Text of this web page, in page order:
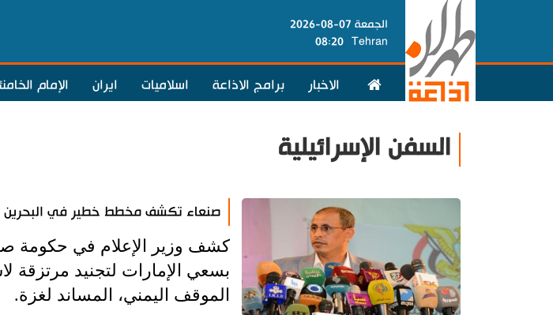
الجمعة 07-08-2026
Tehran
08:20
الاخبار برامج الاذاعة اسلاميات ايران الإمام
السفن الإسرائيلية
صنعاء تكشف مخطط خطير في البحرين
كشف وزير الإعلام في حكومة
بسعي الإمارات لتجنيد
الموقف اليمني، المساند لغزة.